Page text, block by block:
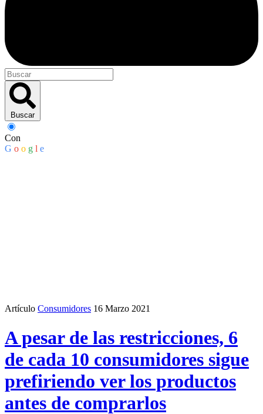
Buscar
Con
G o o g l e
Artículo Consumidores 16 Marzo 2021
A pesar de las restricciones, 6
de cada 10 consumidores sigue
prefiriendo ver los productos
antes de comprarlos